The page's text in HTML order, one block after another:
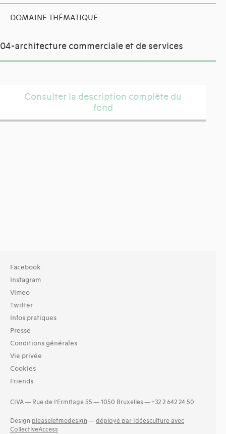
DOMAINE THÉMATIQUE
04-architecture commerciale et de services
Consulter la description complète du
fond
Facebook
Instagram
Vimeo
Twitter
Infos pratiques
Presse
Conditions générales
Vie privée
Cookies
Friends
CIVA — Rue de l’Ermitage 55 — 1050 Bruxelles — +32 2 642 24 50
Design pleaseletmedesign — déployé par Idéesculture avec
CollectiveAccess